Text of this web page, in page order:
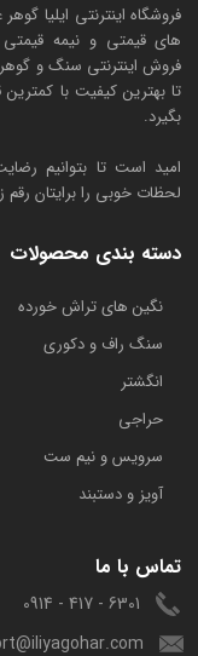
فروشگاه اینترنتی ایلیا
های قیمتی و نیمه
فروش اینترنتی سنگ و
تا بهترین کیفیت با
بگیرد.
امید است تا بتوانیم
لحظات خوبی را برایتان رقم
دسته بندی محصولات
​نگین های تراش خورده
سنگ راف و دکوری
انگشتر
حراجی
سرویس و نیم ست
آویز و دستبند
تماس با ما
6301 - 417 - 0914